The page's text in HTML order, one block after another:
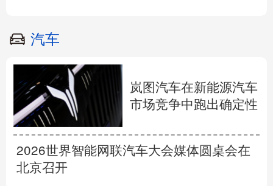
汽车
岚图汽车在新能源汽车
市场竞争中跑出确定性
2026世界智能网联汽车大会媒体圆桌会在
北京召开